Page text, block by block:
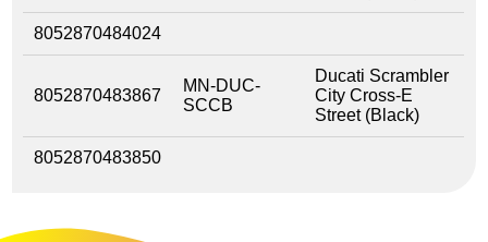
8052870484024
8052870483867
MN-DUC-
SCCB
Ducati Scrambler
City Cross-E
Street (Black)
8052870483850